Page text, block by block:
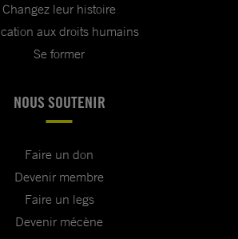
Changez leur histoire
aux droits humains
Se former
NOUS SOUTENIR
Faire un don
Devenir membre
Faire un legs
Devenir mécène